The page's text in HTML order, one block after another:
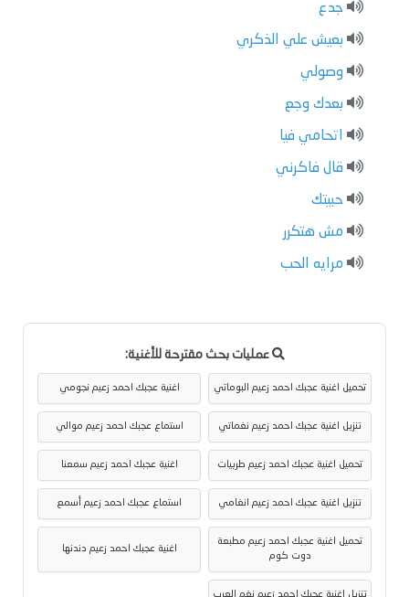
جدع
بعيش علي الذكري
وصولي
بعدك وجع
اتحامي فيا
قال فاكرني
حبيتك
مش هتكرر
مرايه الحب
عمليات بحث مقترحة للأغنية:
تحميل اغنية عجبك احمد زعيم البوماتي اغنية عجبك احمد زعيم نجومي
تنزيل اغنية عجبك احمد زعيم نغماتي استماع عجبك احمد زعيم موالي
تحميل اغنية عجبك احمد زعيم طربيات اغنية عجبك احمد زعيم سمعنا
تنزيل اغنية عجبك احمد زعيم انغامي استماع عجبك احمد زعيم أسمع
تحميل اغنية عجبك احمد زعيم مطبعة
دوت كوم
اغنية عجبك احمد زعيم دندنها
تنزيل اغنية عجبك احمد زعيم نغم العرب